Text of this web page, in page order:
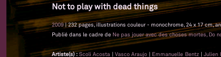
Not to play with dead things
2009| 232 pages, illustrations couleur - monochrome, 24 x 17 cm,
Publié dans le cadre de Ne pas jouer avec des choses mortes, Do
Artiste(s) :Scoli Acosta |Vasco Araujo | Emmanuelle Bentz |Julien